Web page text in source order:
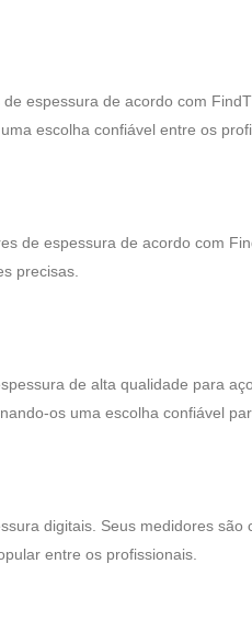
espessura de acordo com
escolha confiável entre os
de espessura de acordo com
precisas.
de alta qualidade para
os uma escolha confiável
digitais. Seus medidores
entre os profissionais.